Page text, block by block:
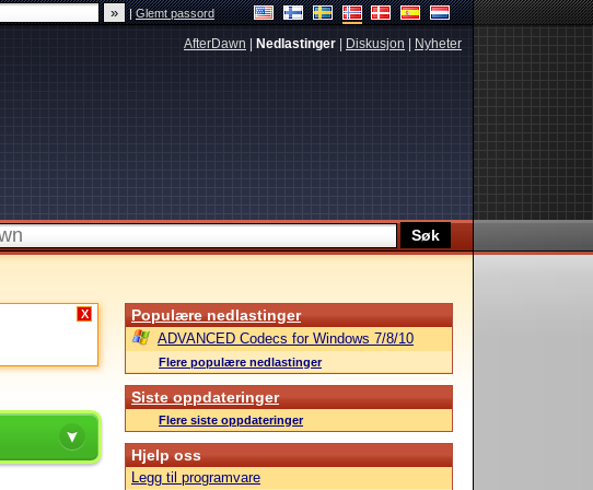
|Glemt passord
AfterDawn Nedlastinger Diskusjon Nyheter
X Populære nedlastinger
ADVANCED Codecs for Windows 7/8/10
Flere populære nedlastinger
Siste oppdateringer
Flere siste oppdateringer
Hjelp oss
Legg til programvare